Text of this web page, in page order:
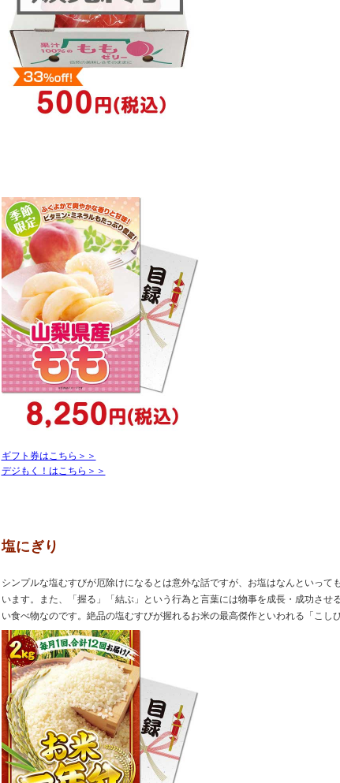
ギフト券はこちら＞＞
デジもく！はこちら＞＞
塩にぎり
シンプルな塩むすびが厄除けになるとは意外な話ですが、お塩はなんといっ
います。また、「握る」「結ぶ」という行為と言葉には物事を成長・成功さ
い食べ物なのです。絶品の塩むすびが握れるお米の最高傑作といわれる「こし